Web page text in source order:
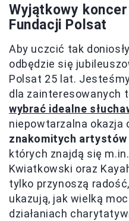
Wyjątkowy
Fundacji Polsat
Aby uczcić tak
odbędzie się
Polsat 25 lat.
dla zainteresowanych
wybrać idealne
niepowtarzalna okazja
znakomitych artystów
których znajdą się
Kwiatkowski oraz
tylko przynoszą
ukazują, jak wielką
działaniach